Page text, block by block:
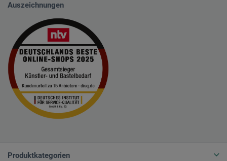
Auszeichnungen
Produktkategorien